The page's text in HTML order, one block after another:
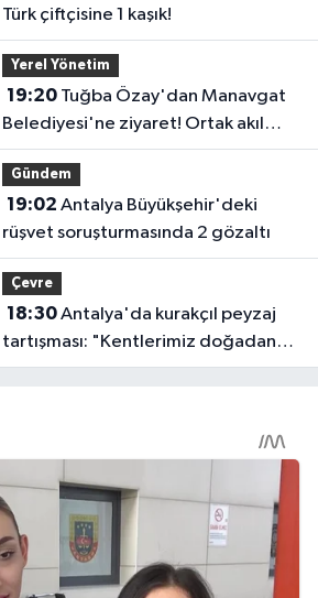
Türk çiftçisine 1 kaşık!
Yerel Yönetim
19:20Tuğba Özay'dan Manavgat
Belediyesi'ne ziyaret! Ortak akıl
sürecine destek verdi
Gündem
19:02
rüşvet soruşturmasında 2 gözaltı
Çevre
18:30Antalya'da kurakçıl peyzaj
tartışması: "Kentlerimiz doğadan
koparılıyor"